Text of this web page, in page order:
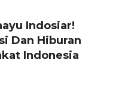
Indosiar!
Dan Hiburan
Indonesia